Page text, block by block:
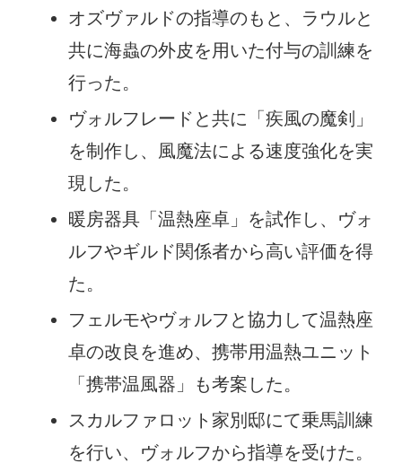
オズヴァルドの指導のもと、ラウルと
共に海蟲の外皮を用いた付与の訓練を
行った。
ヴォルフレードと共に「疾風の魔剣」
を制作し、風魔法による速度強化を実
現した。
暖房器具「温熱座卓」を試作し、ヴォ
ルフやギルド関係者から高い評価を得
た。
フェルモやヴォルフと協力して温熱座
卓の改良を進め、携帯用温熱ユニット
「携帯温風器」も考案した。
スカルファロット家別邸にて乗馬訓練
を行い、ヴォルフから指導を受けた。